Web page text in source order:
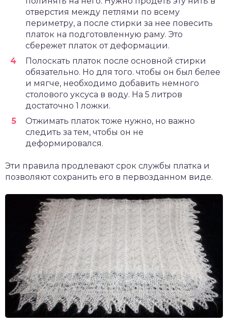
отверстия между петлями по всему
периметру, а после стирки за нее повесить
платок на подготовленную раму. Это
сбережет платок от деформации.
Полоскать платок после основной стирки
обязательно. Но для того. чтобы он был белее
и мягче, необходимо добавить немного
столового уксуса в воду. На 5 литров
достаточно 1 ложки.
Отжимать платок тоже нужно, но важно
следить за тем, чтобы он не
деформировался.
Эти правила продлевают срок службы платка и
позволяют сохранить его в первозданном виде.